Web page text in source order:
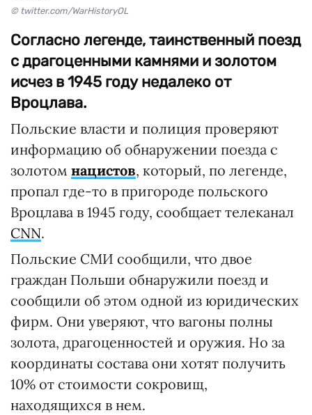
© twitter.com/WarHistoryOL
Согласно легенде, таинственный поезд
с драгоценными камнями и золотом
исчез в 1945 году недалеко от
Вроцлава.
Польские власти и полиция проверяют
информацию об обнаружении поезда с
золотом нацистов, который, по легенде,
пропал где-то в пригороде польского
Вроцлава в 1945 году, сообщает телеканал
CNN.
Польские СМИ сообщили, что двое
граждан Польши обнаружили поезд и
сообщили об этом одной из юридических
фирм. Они уверяют, что вагоны полны
золота, драгоценностей и оружия. Но за
координаты состава они хотят получить
10% от стоимости сокровищ,
находящихся в нем.